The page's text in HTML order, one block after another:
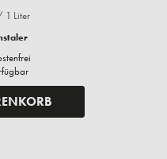
Liter